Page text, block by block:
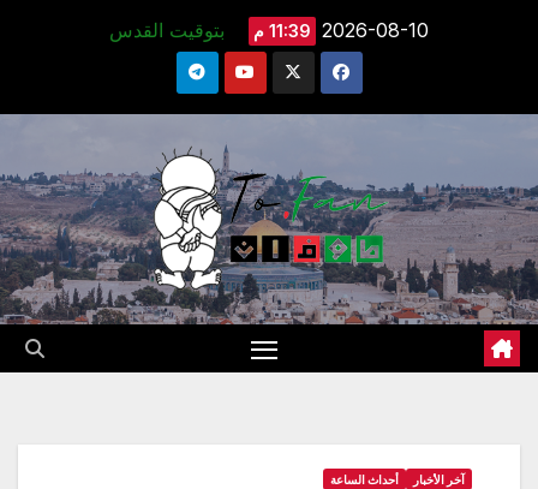
2026-08-10 11:39 م بتوقيت القدس
آخر الأخبار أحداث الساعة